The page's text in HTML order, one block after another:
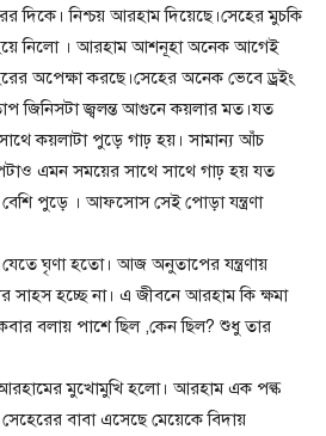
দিকে। নিশ্চয় আরহাম দিয়েছে।সেহের মুচকি
হয়ে নিলো । আরহাম আশনূহা অনেক আগেই
অপেক্ষা করছে।সেহের অনেক ভেবে ড্রইং
জিনিসটা জ্বলন্ত আগুনে কয়লার মত।যত
কয়লাটা পুড়ে গাঢ় হয়। সামান্য আঁচ
এমন সময়ের সাথে সাথে গাঢ় হয় যত
পুড়ে । আফসোস সেই পোড়া যন্ত্রণা
ঘৃণা হতো। আজ অনুতাপের যন্ত্রণায়
হচ্ছে না। এ জীবনে আরহাম কি ক্ষমা
বলায় পাশে ছিল ,কেন ছিল? শুধু তার
আরহামের মুখোমুখি হলো। আরহাম এক পল্ক
বাবা এসেছে মেয়েকে বিদায়